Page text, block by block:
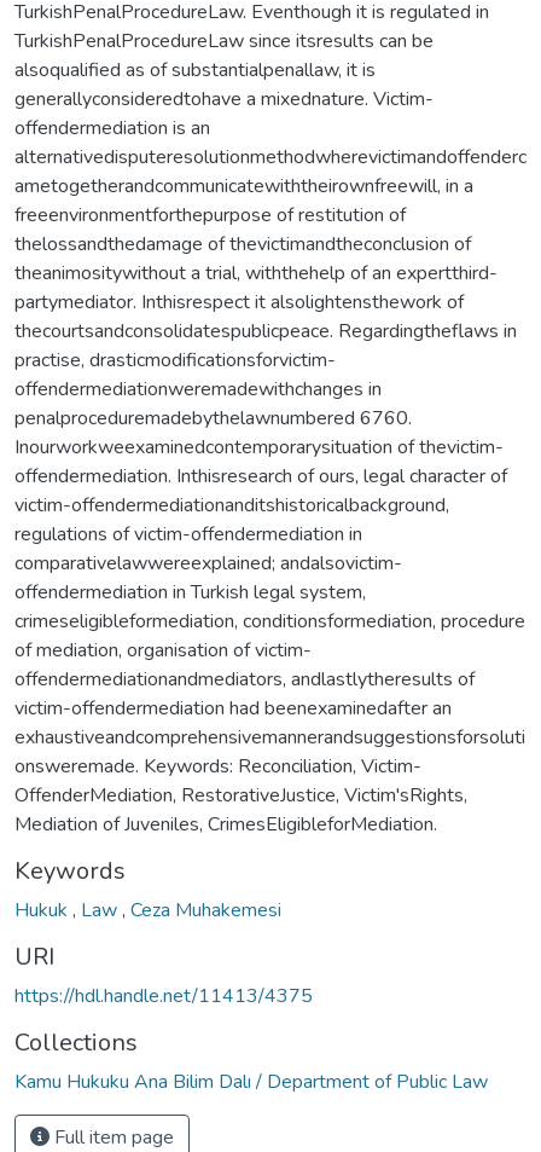
TurkishPenalProcedureLaw. Eventhough it is regulated in
TurkishPenalProcedureLaw since itsresults can be
alsoqualified as of substantialpenallaw, it is
generallyconsideredtohave a mixednature. Victim-
offendermediation is an
alternativedisputeresolutionmethodwherevictimandoffenderc
ametogetherandcommunicatewiththeirownfreewill, in a
freeenvironmentforthepurpose of restitution of
thelossandthedamage of thevictimandtheconclusion of
theanimositywithout a trial, withthehelp of an expertthird-
partymediator. Inthisrespect it alsolightensthework of
thecourtsandconsolidatespublicpeace. Regardingtheflaws in
practise, drasticmodificationsforvictim-
offendermediationweremadewithchanges in
penalproceduremadebythelawnumbered 6760.
Inourworkweexaminedcontemporarysituation of thevictim-
offendermediation. Inthisresearch of ours, legal character of
victim-offendermediationanditshistoricalbackground,
regulations of victim-offendermediation in
comparativelawwereexplained; andalsovictim-
offendermediation in Turkish legal system,
crimeseligibleformediation, conditionsformediation, procedure
of mediation, organisation of victim-
offendermediationandmediators, andlastlytheresults of
victim-offendermediation had beenexaminedafter an
exhaustiveandcomprehensivemannerandsuggestionsforsoluti
onsweremade. Keywords: Reconciliation, Victim-
OffenderMediation, RestorativeJustice, Victim'sRights,
Mediation of Juveniles, CrimesEligibleforMediation.
Keywords
Hukuk , Law, Ceza Muhakemesi
URI
https://hdl.handle.net/11413/4375
Collections
Kamu Hukuku Ana Bilim Dalı / Department of Public Law
Full item page